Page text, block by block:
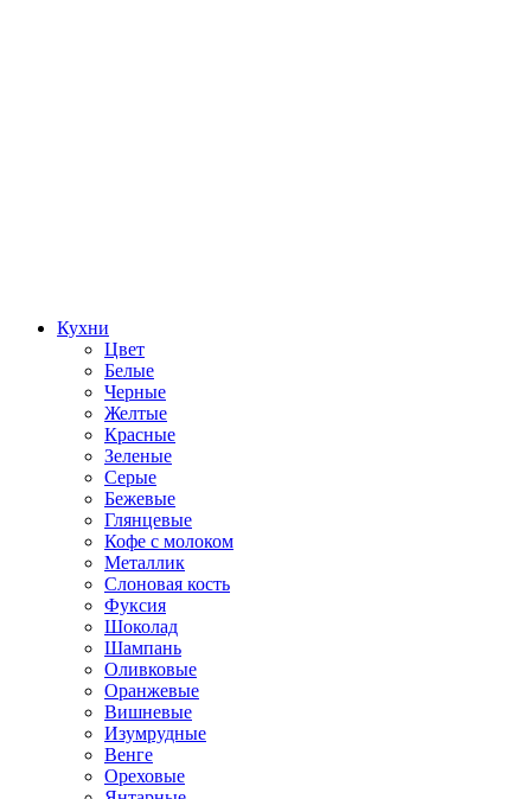
Кухни
Цвет
Белые
Черные
Желтые
Красные
Зеленые
Серые
Бежевые
Глянцевые
Кофе с молоком
Металлик
Слоновая кость
Фуксия
Шоколад
Шампань
Оливковые
Оранжевые
Вишневые
Изумрудные
Венге
Ореховые